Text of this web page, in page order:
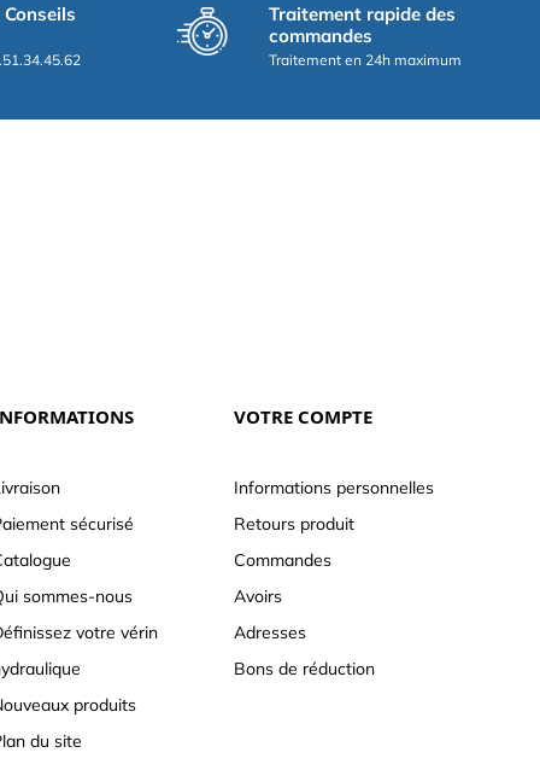
Traitement rapide des
commandes
Traitement en 24h maximum
sécurisé
sommes-nous
votre vérin
produits
du site
VOTRE COMPTE
Informations personnelles
Retours produit
Commandes
Avoirs
Adresses
Bons de réduction